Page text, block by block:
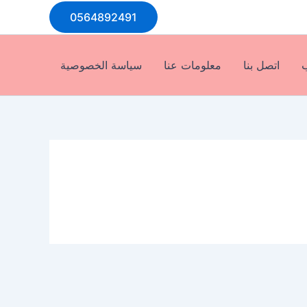
0564892491
اتصل بنا معلومات عنا سياسة الخصوصية